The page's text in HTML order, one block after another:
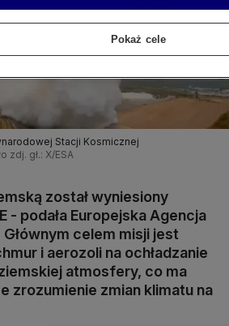
Stacji Kosmicznej
zdj. gł.: X/ESA
został wyniesiony
- podała Europejska Agencja
celem misji jest
i aerozoli na ochładzanie
atmosfery, co ma
zrozumienie zmian klimatu na
Pokaż cele